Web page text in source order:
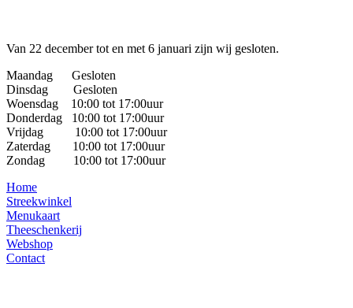
Van 22 december tot en met 6 januari zijn wij gesloten.
Maandag Gesloten
Dinsdag Gesloten
Woensdag 10:00 tot 17:00uur
Donderdag 10:00 tot 17:00uur
Vrijdag 10:00 tot 17:00uur
Zaterdag 10:00 tot 17:00uur
Zondag 10:00 tot 17:00uur
Home
Streekwinkel
Menukaart
Theeschenkerij
Webshop
Contact